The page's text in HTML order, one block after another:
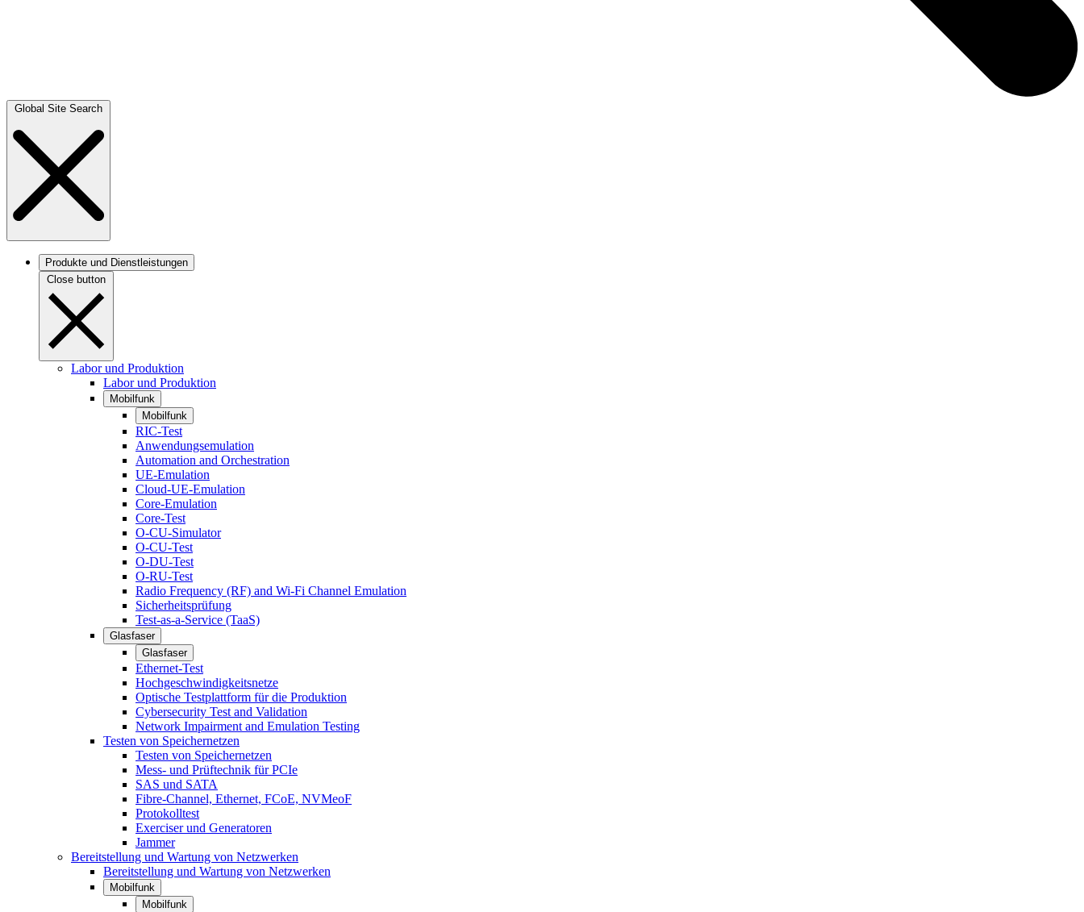
Global Site Search
Produkte und Dienstleistungen
Close button
Labor und Produktion
Labor und Produktion
Mobilfunk
Mobilfunk
RIC-Test
Anwendungsemulation
Automation and Orchestration
UE-Emulation
Cloud-UE-Emulation
Core-Emulation
Core-Test
O-CU-Simulator
O-CU-Test
O-DU-Test
O-RU-Test
Radio Frequency (RF) and Wi-Fi Channel Emulation
Sicherheitsprüfung
Test-as-a-Service (TaaS)
Glasfaser
Glasfaser
Ethernet-Test
Hochgeschwindigkeitsnetze
Optische Testplattform für die Produktion
Cybersecurity Test and Validation
Network Impairment and Emulation Testing
Testen von Speichernetzen
Testen von Speichernetzen
Mess- und Prüftechnik für PCIe
SAS und SATA
Fibre-Channel, Ethernet, FCoE, NVMeoF
Protokolltest
Exerciser und Generatoren
Jammer
Bereitstellung und Wartung von Netzwerken
Bereitstellung und Wartung von Netzwerken
Mobilfunk
Mobilfunk